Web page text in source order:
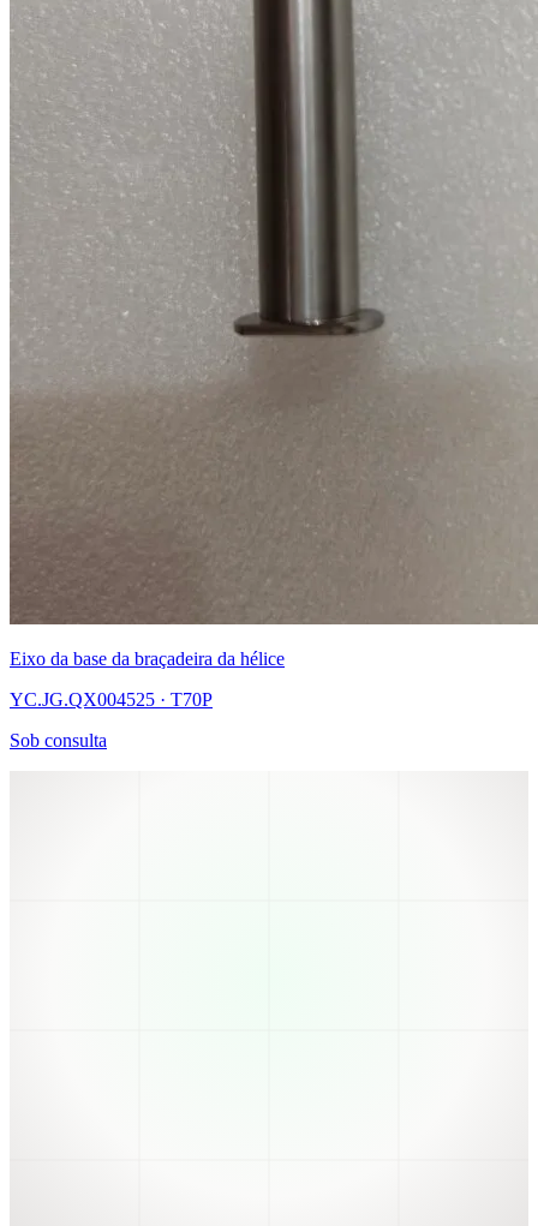
Eixo da base da braçadeira da hélice
YC.JG.QX004525 · T70P
Sob consulta